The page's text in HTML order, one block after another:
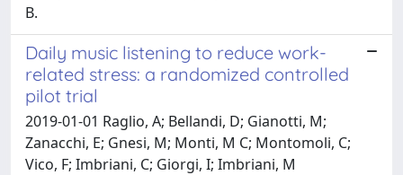
B.
Daily music listening to reduce work-
related stress: a randomized controlled
pilot trial
2019-01-01 Raglio, A; Bellandi, D; Gianotti, M;
Zanacchi, E; Gnesi, M; Monti, M C; Montomoli, C;
Vico, F; Imbriani, C; Giorgi, I; Imbriani, M